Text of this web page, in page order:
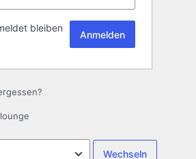
bleiben